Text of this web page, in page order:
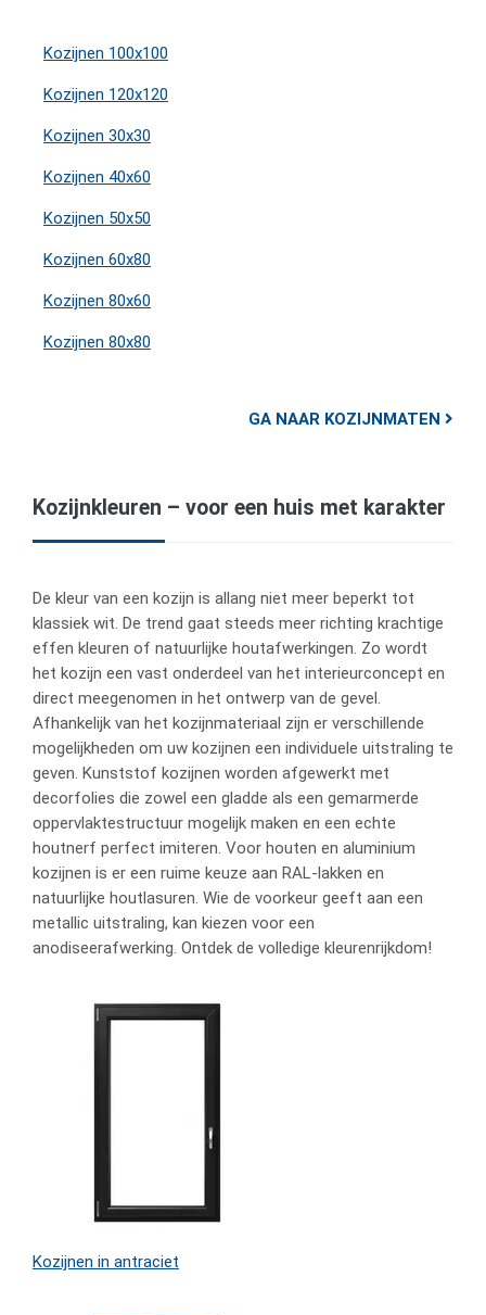
Kozijnen 100x100
Kozijnen 120x120
Kozijnen 30x30
Kozijnen 40x60
Kozijnen 50x50
Kozijnen 60x80
Kozijnen 80x60
Kozijnen 80x80
GA NAAR KOZIJNMATEN
Kozijnkleuren – voor een huis met karakter
De kleur van een kozijn is allang niet meer beperkt tot
klassiek wit. De trend gaat steeds meer richting krachtige
effen kleuren of natuurlijke houtafwerkingen. Zo wordt
het kozijn een vast onderdeel van het interieurconcept en
direct meegenomen in het ontwerp van de gevel.
Afhankelijk van het kozijnmateriaal zijn er verschillende
mogelijkheden om uw kozijnen een individuele uitstraling te
geven. Kunststof kozijnen worden afgewerkt met
decorfolies die zowel een gladde als een gemarmerde
oppervlaktestructuur mogelijk maken en een echte
houtnerf perfect imiteren. Voor houten en aluminium
kozijnen is er een ruime keuze aan RAL-lakken en
natuurlijke houtlasuren. Wie de voorkeur geeft aan een
metallic uitstraling, kan kiezen voor een
anodiseerafwerking. Ontdek de volledige kleurenrijkdom!
Kozijnen in antraciet